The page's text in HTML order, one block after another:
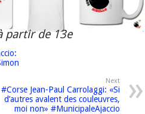
partir de 13e
Next
#Corse Jean-Paul Carrolaggi: «Si
d’autres avalent des couleuvres,
moi non» #MunicipaleAjaccio